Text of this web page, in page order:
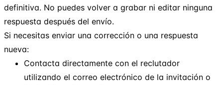
definitiva. No puedes volver a grabar ni editar ninguna
respuesta después del envío.
Si necesitas enviar una corrección o una respuesta
nueva:
Contacta directamente con el reclutador
utilizando el correo electrónico de la invitación o